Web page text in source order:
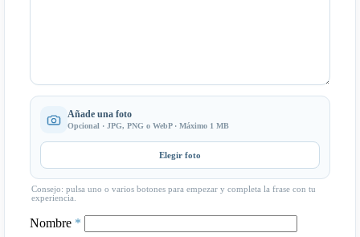
Añade una foto
Opcional · JPG, PNG o WebP · Máximo 1 MB
Elegir foto
Consejo: pulsa uno o varios botones para empezar y completa la frase con tu
experiencia.
Nombre *